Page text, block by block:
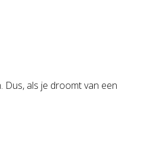
Dus, als je droomt van een